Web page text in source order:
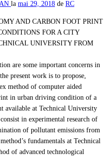
la mai 29, 2018 de RC
AND CARBON FOOT PRINT
FOR A CITY
UNIVERSITY FROM
are some important concerns in
present work is to propose,
method of computer aided
in urban driving condition of a
available at Technical University
in experimental research of
of pollutant emissions from
fundamentals at Technical
of advanced technological